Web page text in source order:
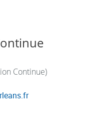
Sciences &
Continue)